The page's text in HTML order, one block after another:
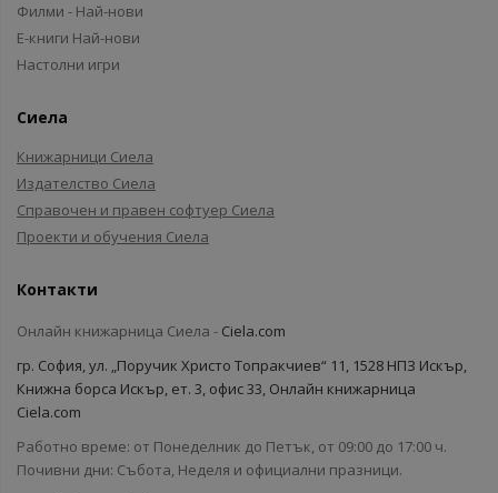
Филми - Най-нови
Е-книги Най-нови
Настолни игри
Сиела
Книжарници Сиела
Издателство Сиела
Справочен и правен софтуер Сиела
Проекти и обучения Сиела
Контакти
Онлайн книжарница Сиела - Ciela.com
гр. София, ул. „Поручик Христо Топракчиев“ 11, 1528 НПЗ Искър,
Книжна борса Искър, ет. 3, офис 33, Онлайн книжарница
Ciela.com
Работно време: от Понеделник до Петък, от 09:00 до 17:00 ч.
Почивни дни: Събота, Неделя и официални празници.